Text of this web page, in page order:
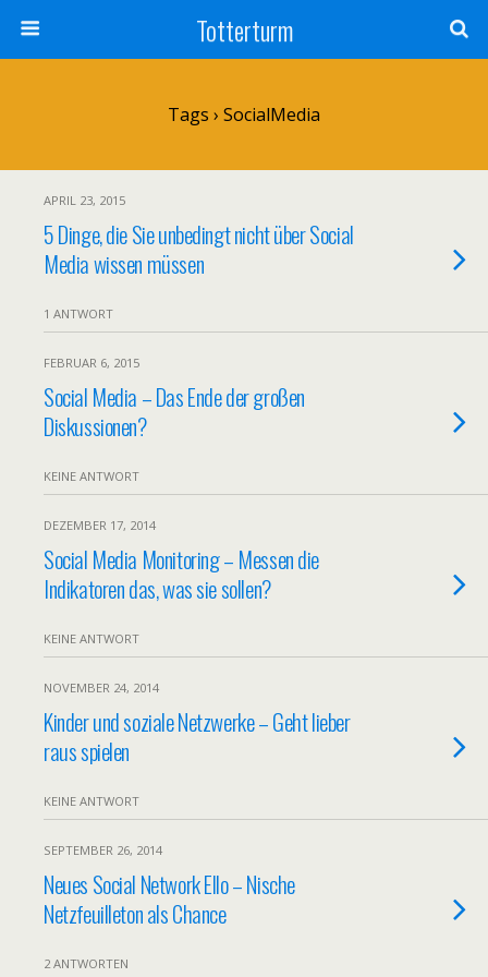
Totterturm
Tags › SocialMedia
APRIL 23, 2015
5 Dinge, die Sie unbedingt nicht über Social
Media wissen müssen
1 ANTWORT
FEBRUAR 6, 2015
Social Media – Das Ende der großen
Diskussionen?
KEINE ANTWORT
DEZEMBER 17, 2014
Social Media Monitoring – Messen die
Indikatoren das, was sie sollen?
KEINE ANTWORT
NOVEMBER 24, 2014
Kinder und soziale Netzwerke – Geht lieber
raus spielen
KEINE ANTWORT
SEPTEMBER 26, 2014
Neues Social Network Ello – Nische
Netzfeuilleton als Chance
2 ANTWORTEN